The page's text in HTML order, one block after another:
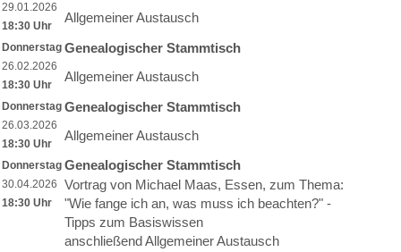
29.01.2026
18:30 Uhr
Allgemeiner Austausch
Donnerstag
26.02.2026
18:30 Uhr
Genealogischer Stammtisch
Allgemeiner Austausch
Donnerstag
26.03.2026
18:30 Uhr
Genealogischer Stammtisch
Allgemeiner Austausch
Donnerstag
30.04.2026
18:30 Uhr
Genealogischer Stammtisch
Vortrag von Michael Maas, Essen, zum Thema:
"Wie fange ich an, was muss ich beachten?" -
Tipps zum Basiswissen
anschließend Allgemeiner Austausch